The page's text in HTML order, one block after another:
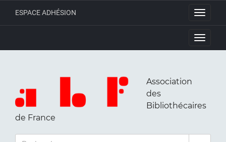
Toggle
ESPACE ADHÉSION
Toggle
Association
des
Bibliothécaires
de France
RECHERCHER